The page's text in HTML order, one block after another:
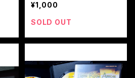
¥1,000
SOLD OUT